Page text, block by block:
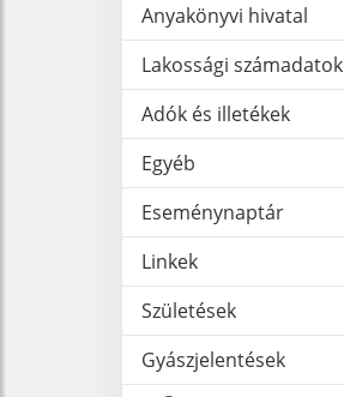
Anyakönyvi hivatal
Lakossági számadatok
Adók és illetékek
Egyéb
Eseménynaptár
Linkek
Születések
Gyászjelentések